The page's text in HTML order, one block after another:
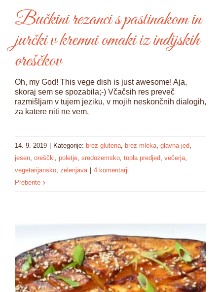
Bučkini rezanci s pastinakom in
jurčki v kremni omaki iz indijskih
oreščkov
Oh, my God! This vege dish is just awesome! Aja,
skoraj sem se spozabila;-) Včačsih res preveč
razmišljam v tujem jeziku, v mojih neskončnih dialogih,
za katere niti ne vem,
14. 9. 2019 Kategorije: brez glutena, brez mleka, glavna jed,
jesen, oreščki, poletje, sredozemsko, topla predjed, večerja,
vegetarijansko, zelenjava
4 komentarji
Preberite